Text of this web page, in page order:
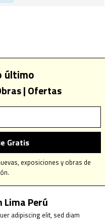
último
| Ofertas
Gratis
exposiciones y obras de
Lima Perú
adipiscing elit, sed diam